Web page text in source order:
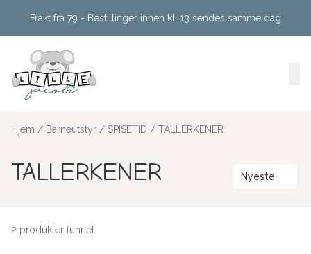
Frakt fra 79 - Bestillinger innen kl. 13 sendes samme dag
Hjem / Barneutstyr / SPISETID / TALLERKENER
TALLERKENER Nyeste
2 produkter funnet